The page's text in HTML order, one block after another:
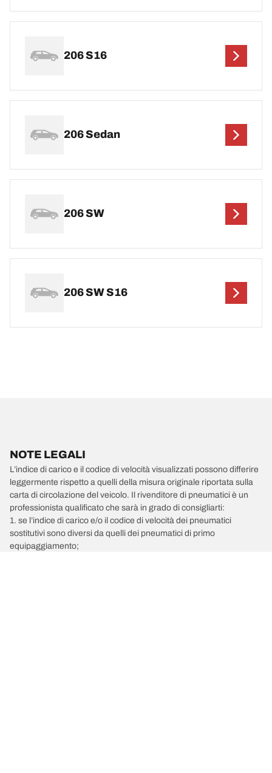
206 S16
206 Sedan
206 SW
206 SW S16
NOTE LEGALI
L’indice di carico e il codice di velocità visualizzati possono differire
leggermente rispetto a quelli della misura originale riportata sulla
carta di circolazione del veicolo. Il rivenditore di pneumatici è un
professionista qualificato che sarà in grado di consigliarti:
1. se l’indice di carico e/o il codice di velocità dei pneumatici
sostitutivi sono diversi da quelli dei pneumatici di primo
equipaggiamento;